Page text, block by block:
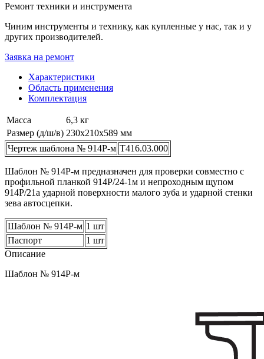
Ремонт техники и инструмента
Чиним инструменты и технику, как купленные у нас, так и у
других производителей.
Заявка на ремонт
Характеристики
Область применения
Комплектация
Масса
6,3 кг
Размер (д/ш/в) 230x210x589 мм
Чертеж шаблона № 914Р-м Т416.03.000
Шаблон № 914Р-м предназначен для проверки совместно с
профильной планкой 914Р/24-1м и непроходным щупом
914Р/21а ударной поверхности малого зуба и ударной стенки
зева автосцепки.
Шаблон № 914Р-м 1 шт
Паспорт
1 шт
Описание
Шаблон № 914Р-м